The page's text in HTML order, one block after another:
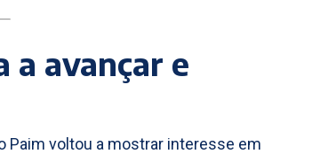
a avançar e
Paim voltou a mostrar interesse em